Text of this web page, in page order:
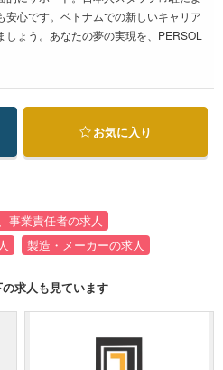
心です。ベトナムでの新しいキャリア
ょう。あなたの夢の実現を、PERSOL
お気に入り
事業責任者の求人
製造・メーカーの求人
求人も見ています